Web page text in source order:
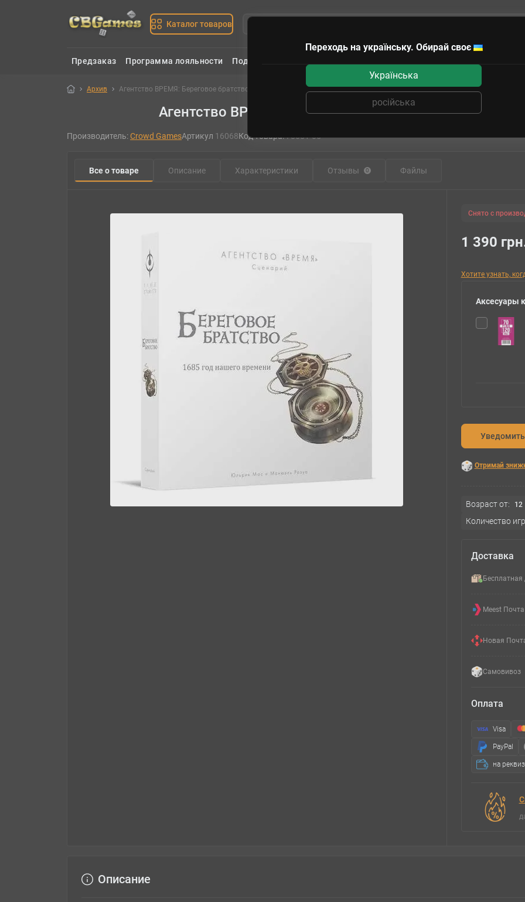
Каталог товаров
Предзаказ Программа лояльности Подарочные сертификаты
Архив Агентство ВРЕМЯ: Береговое братство (T.I.M.E Stories: Under the Mask)
Агентство ВРЕМЯ: Береговое братство (T.I.M.E
Производитель:Crowd GamesАртикул 16068Код товара:78651-05
Все о товаре Описание Характеристики Отзывы 0 Файлы
Снято с
1 390
Хотите узнать,
Аксесуары
Отримай
Возраст от: 12
Количество
Доставка
Бесплатная
Meest Почта
Новая
Самовивоз
Оплата
Visa
PayPal
на
Описание
Переходь на українську. Обирай своє
Українська
російська